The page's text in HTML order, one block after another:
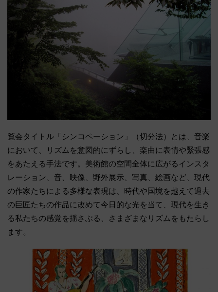
覧会タイトル「シンコペーション」（切分法）とは、音楽
において、リズムを意図的にずらし、楽曲に表情や緊張感
をあたえる手法です。美術館の空間全体に広がるインスタ
レーション、音、映像、野外展示、写真、絵画など、現代
の作家たちによる多様な表現は、時代や国境を越えて過去
の巨匠たちの作品に改めて今日的な光を当て、現代を生き
る私たちの感覚を揺さぶる、さまざまなリズムをもたらし
ます。